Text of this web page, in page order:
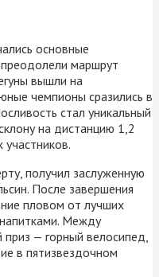
основные
маршрут
вышли на
чемпионы сразились в
стал уникальный
на дистанцию 1,2
получил заслуженную
После завершения
пловом от лучших
Между
— горный велосипед,
в пятизвездочном